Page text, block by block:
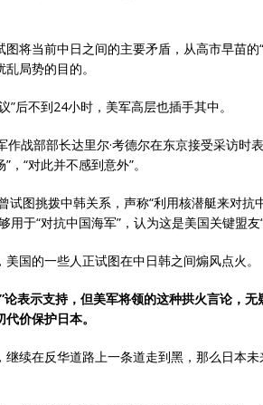
将当前中日之间的主要矛盾，从高市早苗的
局势的目的。
后不到24小时，美军高层也插手其中。
战部部长达里尔·考德尔在东京接受采访时
“对此并不感到意外”。
试图挑拨中韩关系，声称“利用核潜艇来对抗
于“对抗中国海军”，认为这是美国关键盟友
国的一些人正试图在中日韩之间煽风点火。
表示支持，但美军将领的这种拱火言论，
价保护日本。
续在反华道路上一条道走到黑，那么日本